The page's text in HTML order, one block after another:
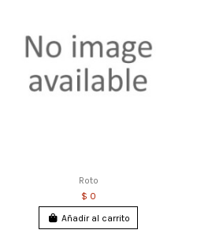
Roto
$ 0
Añadir al carrito